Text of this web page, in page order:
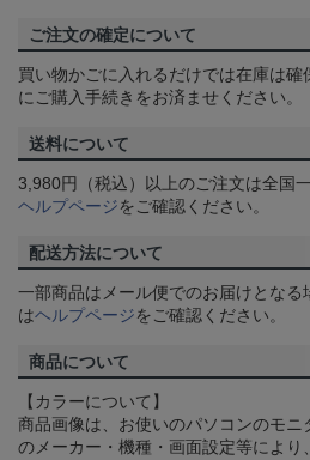
ご注文の確定について
買い物かごに入れるだけでは在庫は
にご購入手続きをお済ませください。
送料について
3,980円（税込）以上のご注文は全国
ヘルプページをご確認ください。
配送方法について
一部商品はメール便でのお届けとなる
はヘルプページをご確認ください。
商品について
【カラーについて】
商品画像は、お使いのパソコンのモニ
のメーカー・機種・画面設定等により